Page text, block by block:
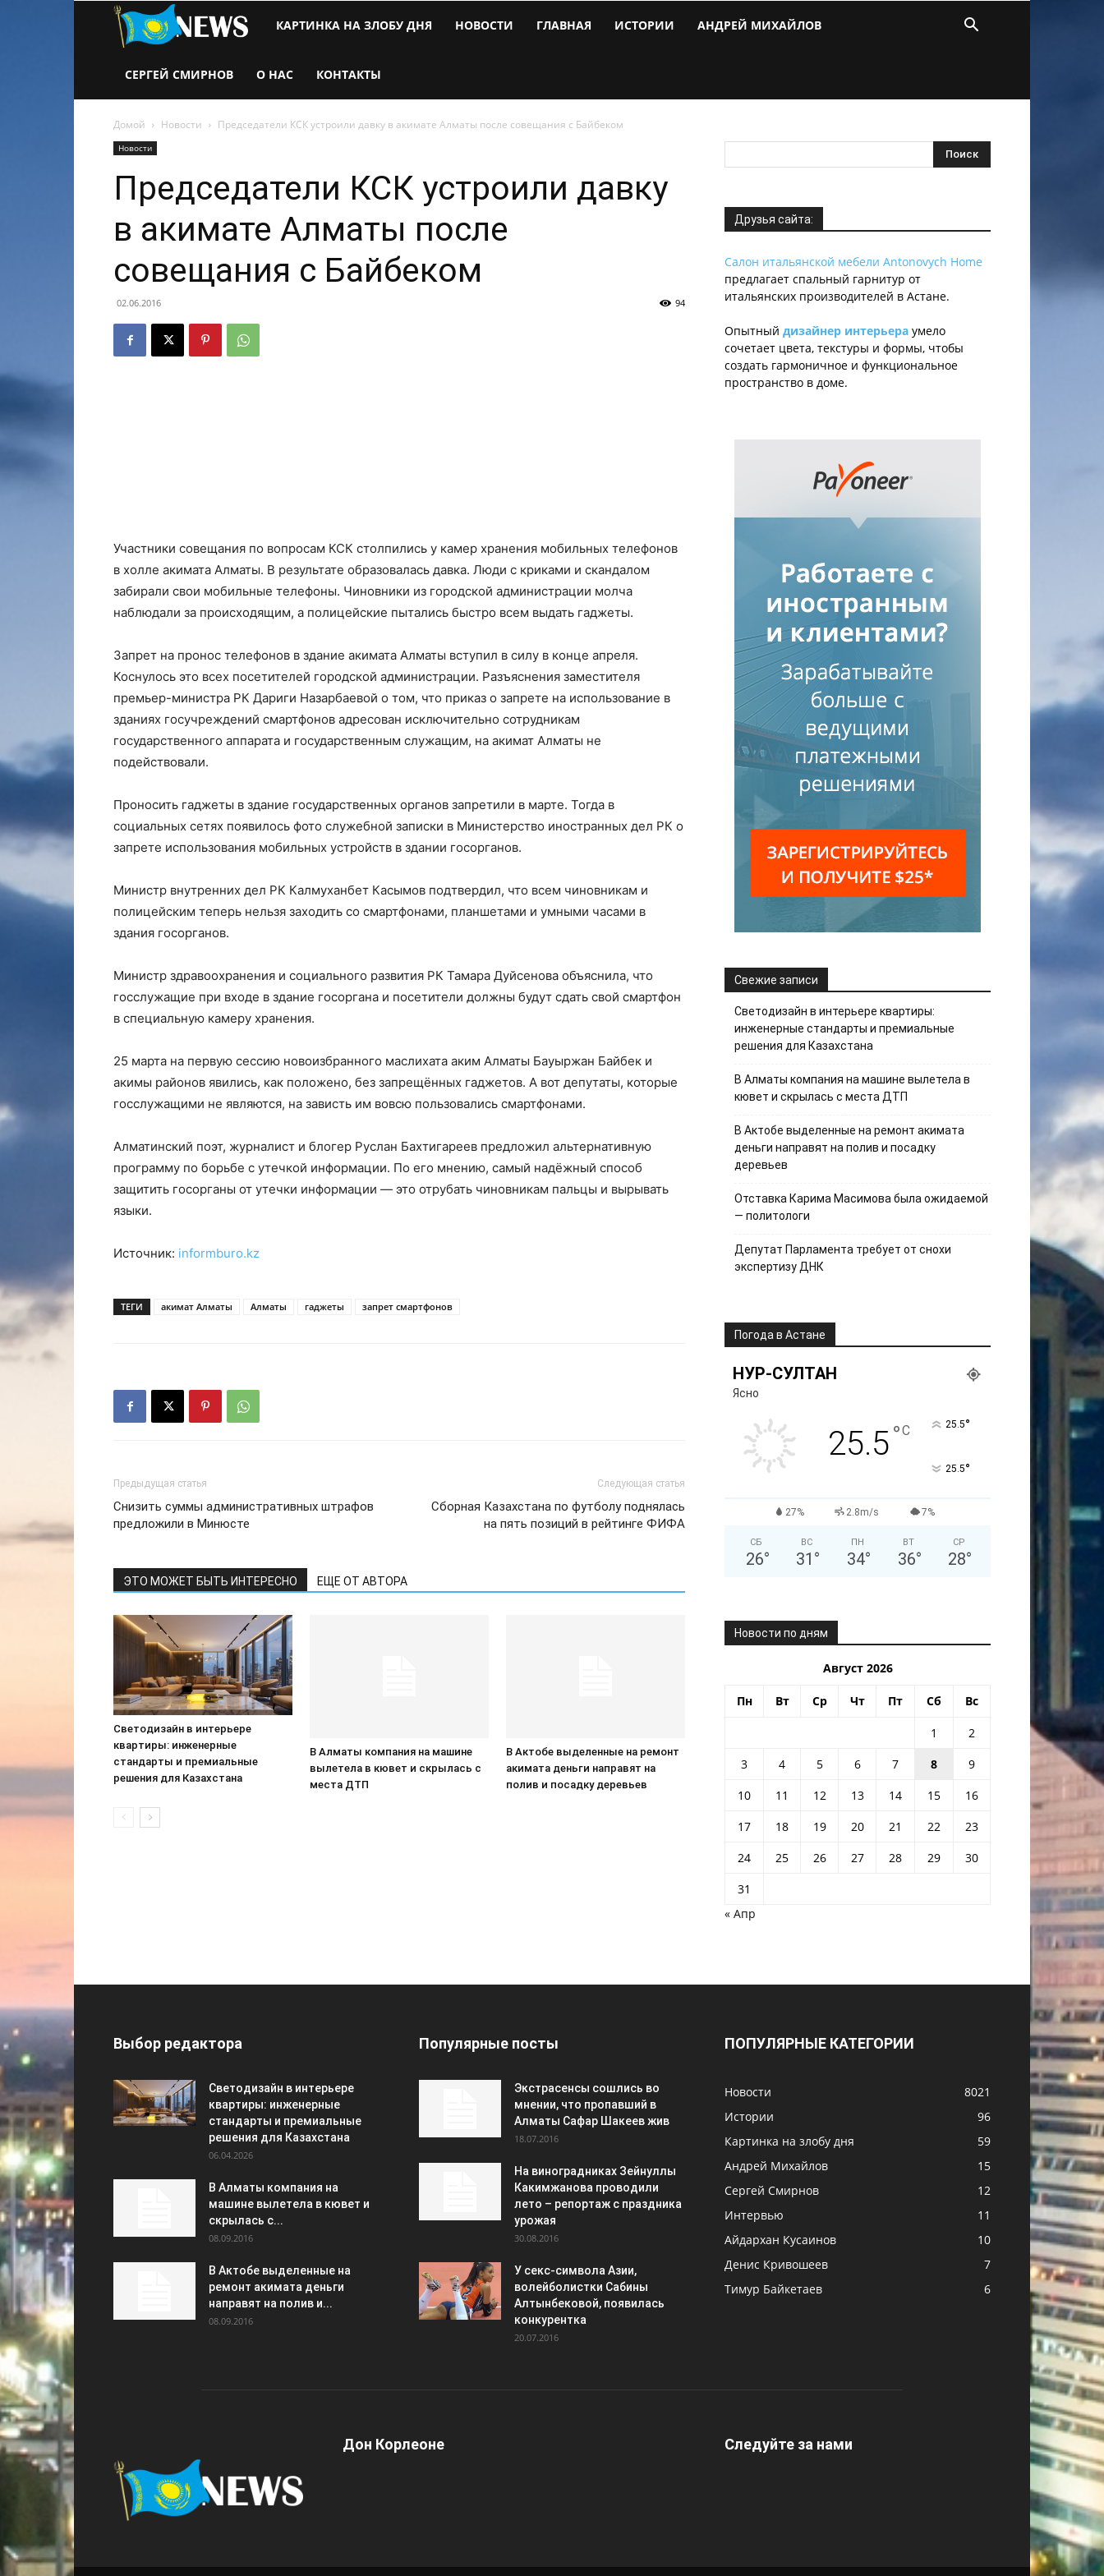
Новости
Казахстана
КАРТИНКА НА ЗЛОБУ ДНЯ НОВОСТИ ГЛАВНАЯ ИСТОРИИ АНДРЕЙ МИХАЙЛОВ
СЕРГЕЙ СМИРНОВ О НАС КОНТАКТЫ
Домой Новости Председатели КСК устроили давку в акимате Алматы после совещания с Байбеком
Новости
Председатели КСК устроили давку
в акимате Алматы после
совещания с Байбеком
02.06.2016 94
Участники совещания по вопросам КСК столпились у камер хранения мобильных телефонов
в холле акимата Алматы. В результате образовалась давка. Люди с криками и скандалом
забирали свои мобильные телефоны. Чиновники из городской администрации молча
наблюдали за происходящим, а полицейские пытались быстро всем выдать гаджеты.
Запрет на пронос телефонов в здание акимата Алматы вступил в силу в конце апреля.
Коснулось это всех посетителей городской администрации. Разъяснения заместителя
премьер-министра РК Дариги Назарбаевой о том, что приказ о запрете на использование в
зданиях госучреждений смартфонов адресован исключительно сотрудникам
государственного аппарата и государственным служащим, на акимат Алматы не
подействовали.
Проносить гаджеты в здание государственных органов запретили в марте. Тогда в
социальных сетях появилось фото служебной записки в Министерство иностранных дел РК о
запрете использования мобильных устройств в здании госорганов.
Министр внутренних дел РК Калмуханбет Касымов подтвердил, что всем чиновникам и
полицейским теперь нельзя заходить со смартфонами, планшетами и умными часами в
здания госорганов.
Министр здравоохранения и социального развития РК Тамара Дуйсенова объяснила, что
госслужащие при входе в здание госоргана и посетители должны будут сдать свой смартфон
в специальную камеру хранения.
25 марта на первую сессию новоизбранного маслихата аким Алматы Бауыржан Байбек и
акимы районов явились, как положено, без запрещённых гаджетов. А вот депутаты, которые
госслужащими не являются, на зависть им вовсю пользовались смартфонами.
Алматинский поэт, журналист и блогер Руслан Бахтигареев предложил альтернативную
программу по борьбе с утечкой информации. По его мнению, самый надёжный способ
защитить госорганы от утечки информации — это отрубать чиновникам пальцы и вырывать
языки.
Источник: informburo.kz
ТЕГИ акимат Алматы Алматы гаджеты запрет смартфонов
Предыдущая статья
Снизить суммы административных штрафов
предложили в Минюсте
Следующая статья
Сборная Казахстана по футболу поднялась
на пять позиций в рейтинге ФИФА
ЭТО МОЖЕТ БЫТЬ ИНТЕРЕСНО ЕЩЕ ОТ АВТОРА
Светодизайн в интерьере
квартиры: инженерные
стандарты и премиальные
решения для Казахстана
В Алматы компания на машине
вылетела в кювет и скрылась с
места ДТП
В Актобе выделенные на ремонт
акимата деньги направят на
полив и посадку деревьев
Друзья сайта:
Салон итальянской мебели Antonovych Home
предлагает спальный гарнитур от
итальянских производителей в Астане.
Опытный дизайнер интерьера умело
сочетает цвета, текстуры и формы, чтобы
создать гармоничное и функциональное
пространство в доме.
Свежие записи
Светодизайн в интерьере квартиры:
инженерные стандарты и премиальные
решения для Казахстана
В Алматы компания на машине вылетела в
кювет и скрылась с места ДТП
В Актобе выделенные на ремонт акимата
деньги направят на полив и посадку
деревьев
Отставка Карима Масимова была ожидаемой
— политологи
Депутат Парламента требует от снохи
экспертизу ДНК
Погода в Астане
НУР-СУЛТАН
Ясно
25.5°C 25.5°
25.5°
27% 2.8m/s 7%
СБ
26°
ВС
31 °
ПН
34°
ВТ
36°
СР
28°
Новости по дням
Август 2026
Пн Вт Ср Чт Пт Сб Вс
1
2
3
4 5 6 7 8
9
10
11 12 13 14 15
16
17
18 19 20 21 22
23
24
25 26 27 28 29
30
31
« Апр
Выбор редактора
Светодизайн в интерьере
квартиры: инженерные
стандарты и премиальные
решения для Казахстана
06.04.2026
В Алматы компания на
машине вылетела в кювет и
скрылась с...
08.09.2016
В Актобе выделенные на
ремонт акимата деньги
направят на полив и...
08.09.2016
Популярные посты
Экстрасенсы сошлись во
мнении, что пропавший в
Алматы Сафар Шакеев жив
18.07.2016
На виноградниках Зейнуллы
Какимжанова проводили
лето – репортаж с праздника
урожая
30.08.2016
У секс-символа Азии,
волейболистки Сабины
Алтынбековой, появилась
конкурентка
20.07.2016
ПОПУЛЯРНЫЕ КАТЕГОРИИ
Новости
8021
Истории
96
Картинка на злобу дня
59
Андрей Михайлов
15
Сергей Смирнов
12
Интервью
11
Айдархан Кусаинов
10
Денис Кривошеев
7
Тимур Байкетаев
6
Дон Корлеоне Следуйте за нами